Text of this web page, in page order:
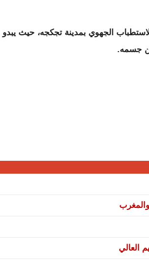
الجهوي بمدينة تجكجه، حيث يبدو
جسمه.
العالي